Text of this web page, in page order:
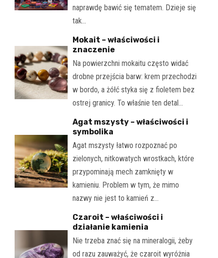
naprawdę bawić się tematem. Dzieje się
tak…
Mokait – właściwości i
znaczenie
Na powierzchni mokaitu często widać
drobne przejścia barw: krem przechodzi
w bordo, a żółć styka się z fioletem bez
ostrej granicy. To właśnie ten detal…
Agat mszysty – właściwości i
symbolika
Agat mszysty łatwo rozpoznać po
zielonych, nitkowatych wrostkach, które
przypominają mech zamknięty w
kamieniu. Problem w tym, że mimo
nazwy nie jest to kamień z…
Czaroit – właściwości i
działanie kamienia
Nie trzeba znać się na mineralogii, żeby
od razu zauważyć, że czaroit wyróżnia